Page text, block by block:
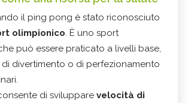
il ping pong è stato riconosciuto
olimpionico. È uno sport
può essere praticato a livelli base,
divertimento o di perfezionamento
di sviluppare velocità di